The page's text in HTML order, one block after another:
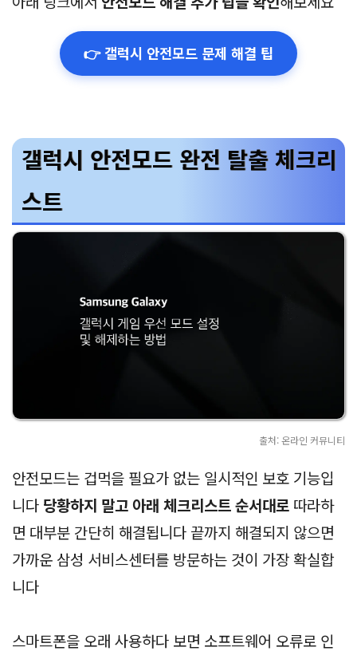
👉 갤럭시 안전모드 문제 해결 팁
갤럭시 안전모드 완전 탈출 체크리
스트
출처: 온라인 커뮤니티
안전모드는 겁먹을 필요가 없는 일시적인 보호 기능입
니다 당황하지 말고 아래 체크리스트 순서대로 따라하
면 대부분 간단히 해결됩니다 끝까지 해결되지 않으면
가까운 삼성 서비스센터를 방문하는 것이 가장 확실합
니다
스마트폰을 오래 사용하다 보면 소프트웨어 오류로 인